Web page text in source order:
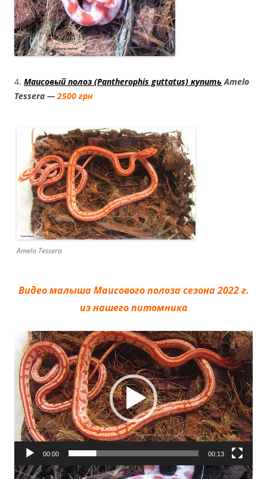
4. Маисовый полоз (Pantherophis guttatus) купить Amelo
Tessera —2500 грн
Amelo Tessera
Видео малыша Маисового полоза сезона 2022 г.
из нашего питомника
Видеоплеер
00:00 00:13
Видеоплеер